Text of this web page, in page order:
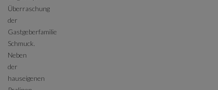
Überraschung
der
Gastgeberfamilie
Schmuck.
Neben
der
hauseigenen